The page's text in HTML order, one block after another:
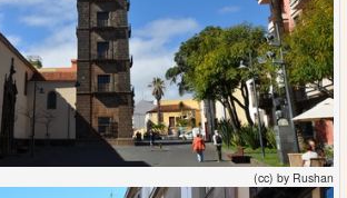
(cc) by Rushan